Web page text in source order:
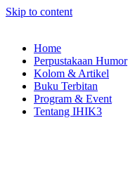
Skip to content
Home
Perpustakaan Humor
Kolom & Artikel
Buku Terbitan
Program & Event
Tentang IHIK3